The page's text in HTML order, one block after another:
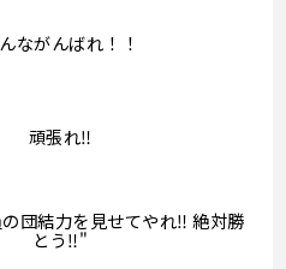
ながんばれ！！
頑張れ‼️
団結力を見せてやれ‼︎ 絶対勝
とう‼︎"